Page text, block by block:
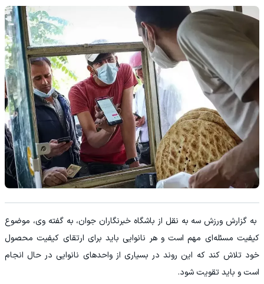
به گزارش ورزش سه به نقل از باشگاه خبرنگاران جوان، به گفته وی، موضوع
کیفیت مسئله‌ای مهم است و هر نانوایی باید برای ارتقای کیفیت محصول
خود تلاش کند که این روند در بسیاری از واحدهای نانوایی در حال انجام
است و باید تقویت شود.